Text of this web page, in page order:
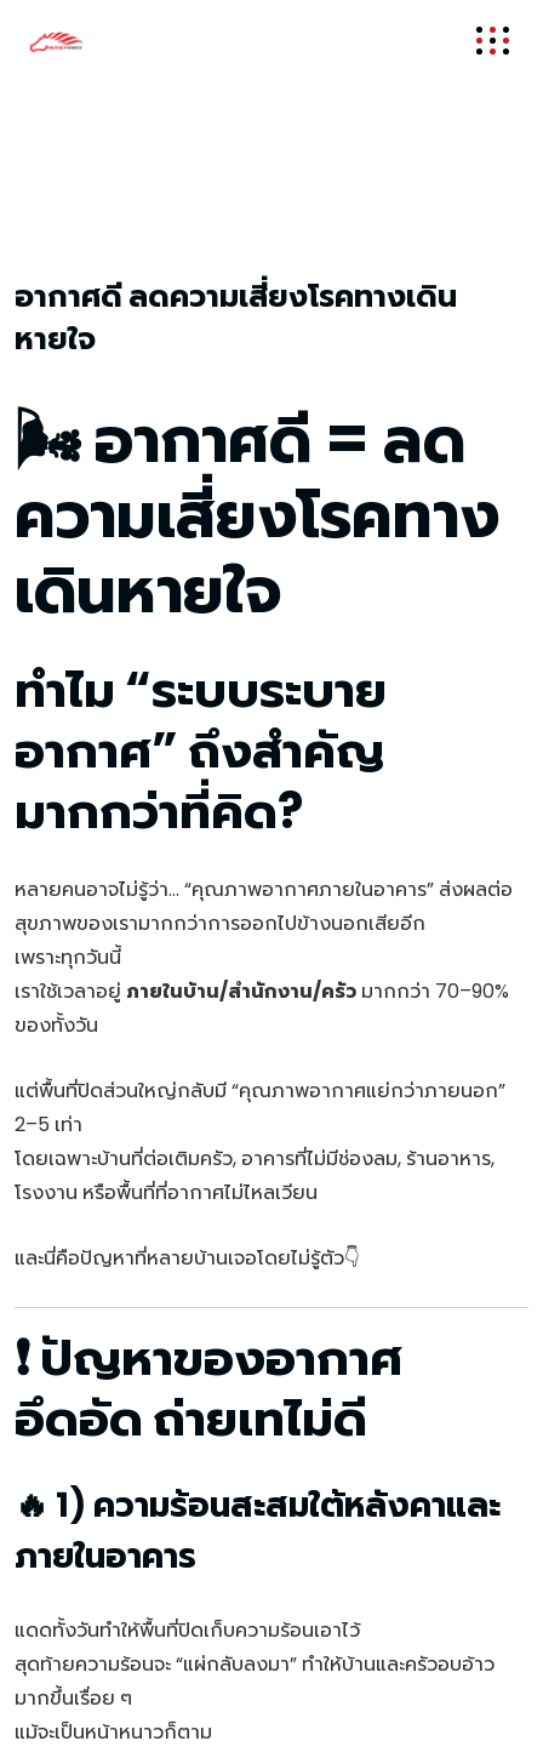
Padlomdee
อากาศดี ลดความเสี่ยงโรคทางเดิน
หายใจ
🌬️ อากาศดี = ลด
ความเสี่ยงโรคทาง
เดินหายใจ
ทำไม “ระบบระบาย
อากาศ” ถึงสำคัญ
มากกว่าที่คิด?
หลายคนอาจไม่รู้ว่า… “คุณภาพอากาศภายในอาคาร” ส่งผลต่อ
สุขภาพของเรามากกว่าการออกไปข้างนอกเสียอีก
เพราะทุกวันนี้
เราใช้เวลาอยู่ ภายในบ้าน/สำนักงาน/ครัว มากกว่า 70–90%
ของทั้งวัน
แต่พื้นที่ปิดส่วนใหญ่กลับมี “คุณภาพอากาศแย่กว่าภายนอก”
2–5 เท่า
โดยเฉพาะบ้านที่ต่อเติมครัว, อาคารที่ไม่มีช่องลม, ร้านอาหาร,
โรงงาน หรือพื้นที่ที่อากาศไม่ไหลเวียน
และนี่คือปัญหาที่หลายบ้านเจอโดยไม่รู้ตัว👇
❗ ปัญหาของอากาศ
อึดอัด ถ่ายเทไม่ดี
🔥 1) ความร้อนสะสมใต้หลังคาและ
ภายในอาคาร
แดดทั้งวันทำให้พื้นที่ปิดเก็บความร้อนเอาไว้
สุดท้ายความร้อนจะ “แผ่กลับลงมา” ทำให้บ้านและครัวอบอ้าว
มากขึ้นเรื่อย ๆ
แม้จะเป็นหน้าหนาวก็ตาม